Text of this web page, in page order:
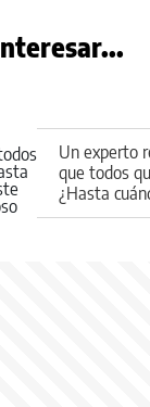
Un experto
que todos
¿Hasta
invierno tan